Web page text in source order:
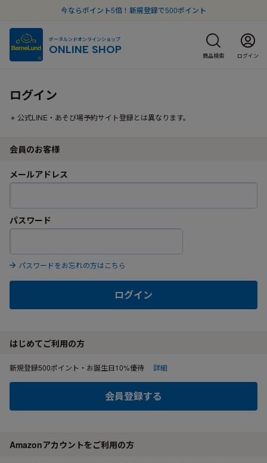
今ならポイント5倍！新規登録で500ポイント
ボーネルンドオンラインショップ
ONLINE SHOP 商品検索 ログイン
ログイン
公式LINE・あそび場予約サイト登録とは異なります。
会員のお客様
メールアドレス
パスワード
パスワードをお忘れの方はこちら
ログイン
はじめてご利用の方
新規登録500ポイント・お誕生日10%優待 詳細
会員登録する
Amazonアカウントをご利用の方